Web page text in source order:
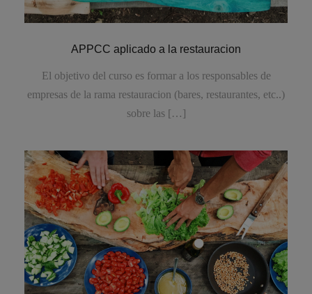
APPCC aplicado a la restauracion
El objetivo del curso es formar a los responsables de
empresas de la rama restauracion (bares, restaurantes, etc..)
sobre las […]